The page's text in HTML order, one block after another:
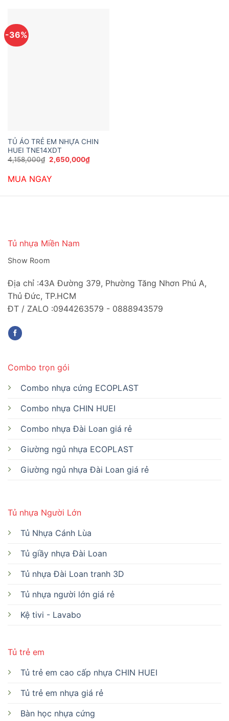
-36%
TỦ ÁO TRẺ EM NHỰA CHIN
HUEI TNE14XDT
4,158,000₫ Giá
gốc
4,158,000₫.
2,650,000₫Giá
hiện
MUA NGAY
Tủ nhựa Miền Nam
Show Room
Địa chỉ :43A Đường 379, Phường Tăng Nhơn Phú A,
Thủ Đức, TP.HCM
ĐT / ZALO :0944263579 - 0888943579
Tủ nhựa Người Lớn
Tủ Nhựa Cánh Lùa
Tủ giầy nhựa Đài Loan
Tủ nhựa Đài Loan tranh 3D
Tủ nhựa người lớn giá rẻ
Kệ tivi - Lavabo
Tủ trẻ em
Tủ trẻ em cao cấp nhựa CHIN HUEI
Tủ trẻ em nhựa giá rẻ
Bàn học nhựa cứng
Combo trọn gói
Combo nhựa cứng ECOPLAST
Combo nhựa CHIN HUEI
Combo nhựa Đài Loan giá rẻ
Giường ngủ nhựa ECOPLAST
Giường ngủ nhựa Đài Loan giá rẻ